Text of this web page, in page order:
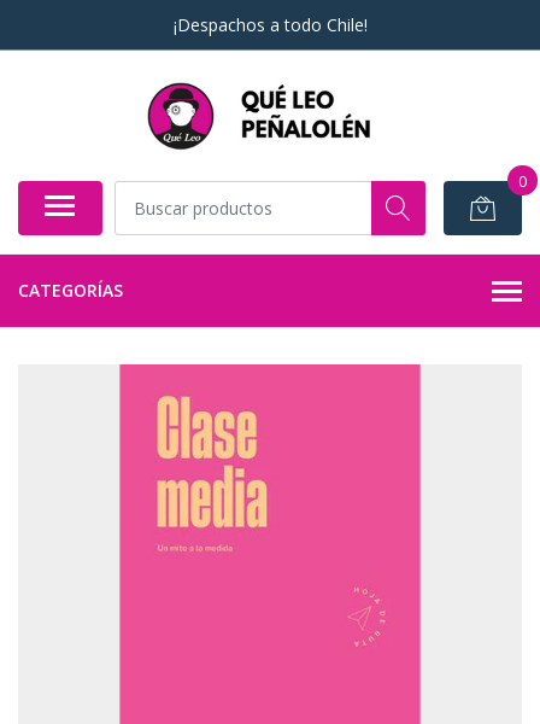
¡Despachos a todo Chile!
0
CATEGORÍAS